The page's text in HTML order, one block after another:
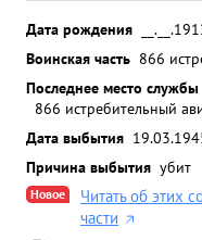
Дата рождения
Воинская часть 866
Последнее место службы
866 истребительный
Дата выбытия
Причина выбытия убит
Новое
Читать об этих
части